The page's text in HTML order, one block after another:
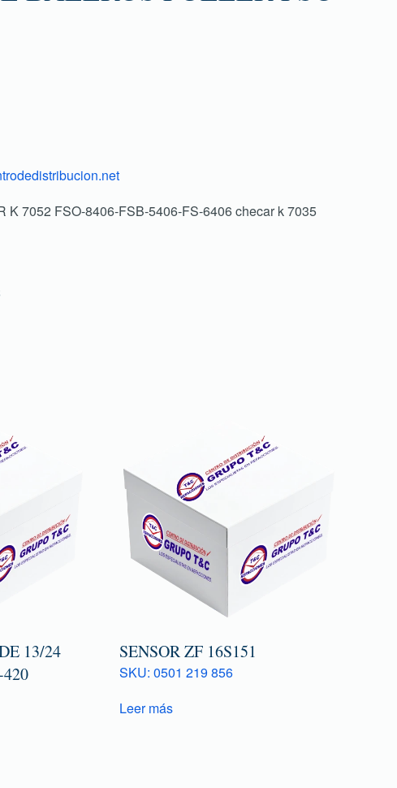
K 7052 FSO-8406-FSB-5406-FS-6406 checar k 7035
13/24
SENSOR ZF 16S151
SKU: 0501 219 856
Leer más